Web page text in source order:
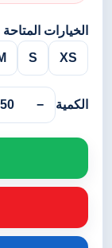
الخيارات المتاحة
XS
S
الكمية −
50